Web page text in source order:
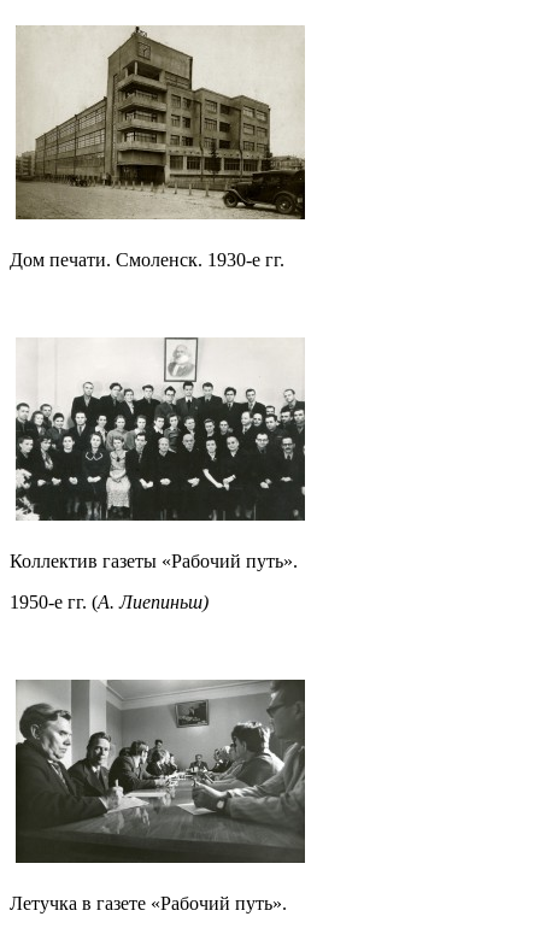
Дом печати. Смоленск. 1930-е гг.
Коллектив газеты «Рабочий путь».
1950-е гг. (А. Лиепиньш)
Летучка в газете «Рабочий путь».